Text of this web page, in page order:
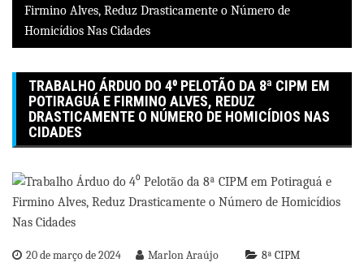
Firmino Alves, Reduz Drasticamente o Número de
Homicídios Nas Cidades
TRABALHO ÁRDUO DO 4⁰ PELOTÃO DA 8ª CIPM EM
POTIRAGUÁ E FIRMINO ALVES, REDUZ
DRASTICAMENTE O NÚMERO DE HOMICÍDIOS NAS
CIDADES
20 de março de 2024 Marlon Araújo 8ª CIPM